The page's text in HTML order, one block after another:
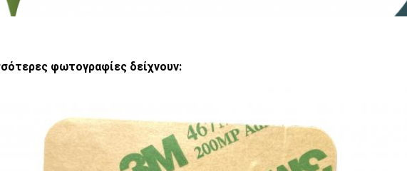
φωτογραφίες δείχνουν: